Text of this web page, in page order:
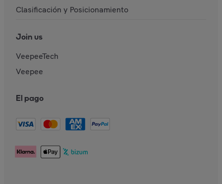
Clasificación y Posicionamiento
Join us
VeepeeTech
Veepee
El pago